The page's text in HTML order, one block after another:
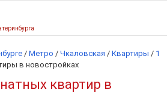
/ Метро / Чкаловская / Квартиры / 1
в новостройках
квартир в